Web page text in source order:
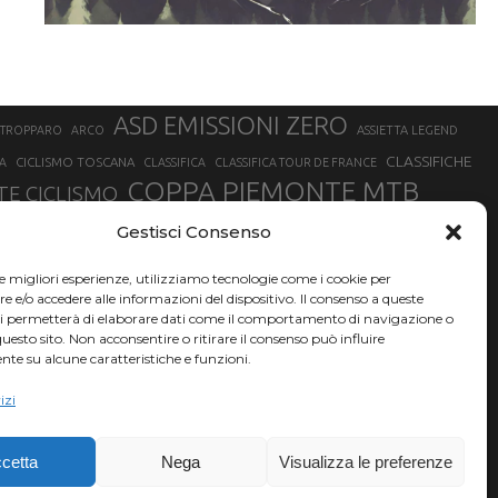
Gestisci Consenso
migliori esperienze, utilizziamo tecnologie come i cookie per
e/o accedere alle informazioni del dispositivo. Il consenso a queste
permetterà di elaborare dati come il comportamento di navigazione o
sito. Non acconsentire o ritirare il consenso può influire
su alcune caratteristiche e funzioni.
Nega Visualizza le preferenze
ARCO ASD EMISSIONI ZERO ASSIETTA LEGEND
CICLISMO TOSCANA CLASSIFICA CLASSIFICA TOUR DE FRANCE CLASSIFICHE
CICLISMO COPPA PIEMONTE MTB
FABIO ARU FIAB FINALE LIGURE
HERVÉ BARMASSE INSUBRIA BIKE FESTIVAL
LUCA BRAIDOT MARATHON BIKE DELLA BRIANZA
MATHIEU VAN DER POEL
TRIATHLON OLIMPICO